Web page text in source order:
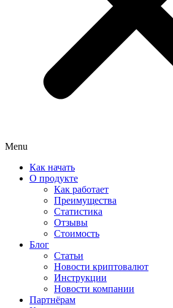
Menu
Как начать
О продукте
Как работает
Преимущества
Статистика
Отзывы
Стоимость
Блог
Статьи
Новости криптовалют
Инструкции
Новости компании
Партнёрам